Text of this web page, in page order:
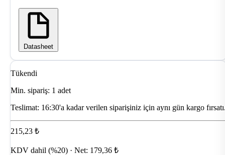
Datasheet
Tükendi
Min. sipariş: 1 adet
Teslimat: 16:30'a kadar verilen siparişiniz için aynı gün kargo
215,23 ₺
KDV dahil (%20) · Net: 179,36 ₺